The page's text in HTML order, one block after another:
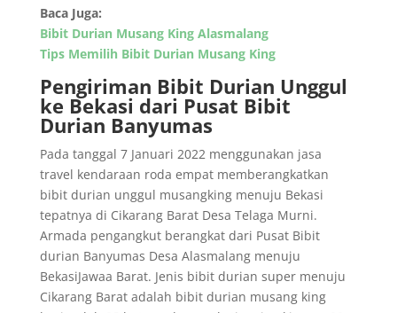
Baca Juga:
Bibit Durian Musang King Alasmalang
Tips Memilih Bibit Durian Musang King
Pengiriman Bibit Durian Unggul
ke Bekasi dari Pusat Bibit
Durian Banyumas
Pada tanggal 7 Januari 2022 menggunakan jasa
travel kendaraan roda empat memberangkatkan
bibit durian unggul musangking menuju Bekasi
tepatnya di Cikarang Barat Desa Telaga Murni.
Armada pengangkut berangkat dari Pusat Bibit
durian Banyumas Desa Alasmalang menuju
BekasiJawaa Barat. Jenis bibit durian super menuju
Cikarang Barat adalah bibit durian musang king